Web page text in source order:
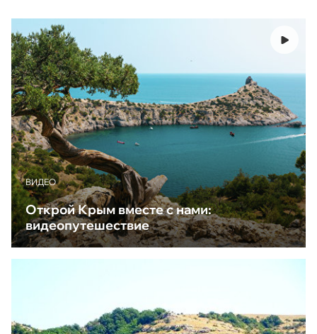
ВИДЕО
Открой Крым вместе с нами:
видеопутешествие